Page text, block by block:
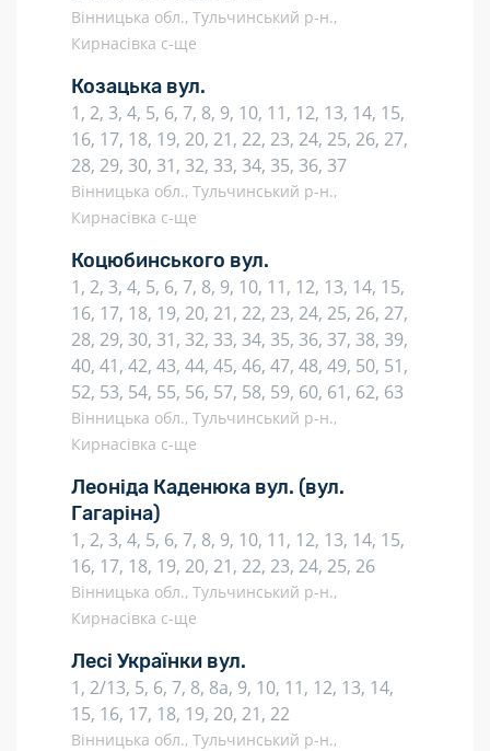
Вінницька обл., Тульчинський р-н.,
Кирнасівка с-ще
Козацька вул.
1, 2, 3, 4, 5, 6, 7, 8, 9, 10, 11, 12, 13, 14, 15,
16, 17, 18, 19, 20, 21, 22, 23, 24, 25, 26, 27,
28, 29, 30, 31, 32, 33, 34, 35, 36, 37
Вінницька обл., Тульчинський р-н.,
Кирнасівка с-ще
Коцюбинського вул.
1, 2, 3, 4, 5, 6, 7, 8, 9, 10, 11, 12, 13, 14, 15,
16, 17, 18, 19, 20, 21, 22, 23, 24, 25, 26, 27,
28, 29, 30, 31, 32, 33, 34, 35, 36, 37, 38, 39,
40, 41, 42, 43, 44, 45, 46, 47, 48, 49, 50, 51,
52, 53, 54, 55, 56, 57, 58, 59, 60, 61, 62, 63
Вінницька обл., Тульчинський р-н.,
Кирнасівка с-ще
Леоніда Каденюка вул. (вул.
Гагаріна)
1, 2, 3, 4, 5, 6, 7, 8, 9, 10, 11, 12, 13, 14, 15,
16, 17, 18, 19, 20, 21, 22, 23, 24, 25, 26
Вінницька обл., Тульчинський р-н.,
Кирнасівка с-ще
Лесі Українки вул.
1, 2/13, 5, 6, 7, 8, 8а, 9, 10, 11, 12, 13, 14,
15, 16, 17, 18, 19, 20, 21, 22
Вінницька обл., Тульчинський р-н.,